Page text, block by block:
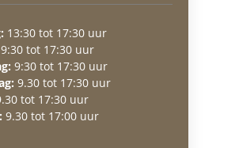
13:30 tot 17:30 uur
9:30 tot 17:30 uur
9:30 tot 17:30 uur
9.30 tot 17:30 uur
tot 17:30 uur
9.30 tot 17:00 uur